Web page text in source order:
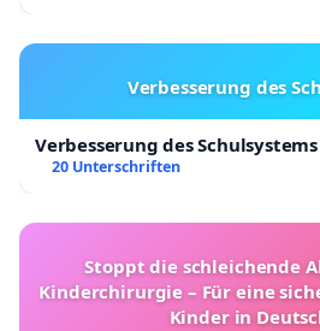
Verbesserung des
Verbesserung des Schulsystems
20 Unterschriften
Stoppt die schleichende
Kinderchirurgie – Für eine
Kinder in